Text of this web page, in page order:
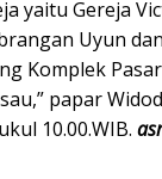
yaitu Gereja
Uyun
Komplek
papar
10.00.WIB.